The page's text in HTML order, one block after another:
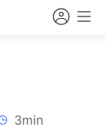
3min